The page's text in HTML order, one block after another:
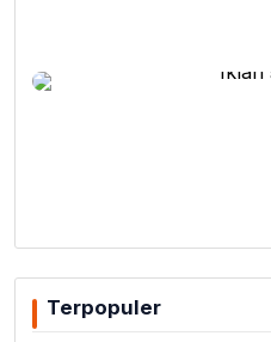
Terpopuler